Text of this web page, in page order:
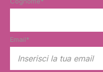
Email*